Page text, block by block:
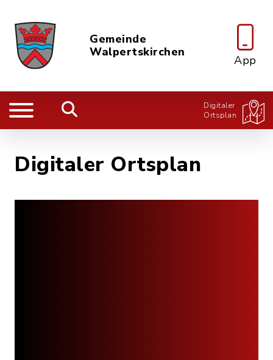
Gemeinde
Walpertskirchen
App
Digitaler
Ortsplan
Digitaler Ortsplan